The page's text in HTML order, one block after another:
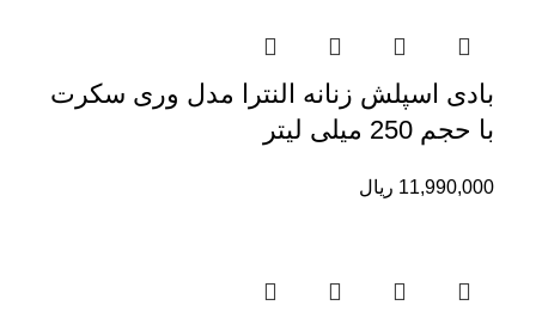
بادی اسپلش زنانه النترا مدل وری سکرت
با حجم 250 میلی لیتر
11,990,000 ریال